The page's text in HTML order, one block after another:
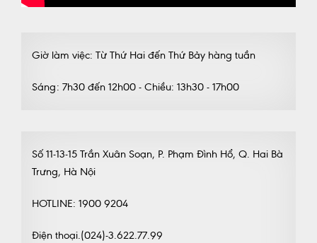
Giờ làm việc: Từ Thứ Hai đến Thứ Bảy hàng tuần
Sáng: 7h30 đến 12h00 - Chiều: 13h30 - 17h00
Số 11-13-15 Trần Xuân Soạn, P. Phạm Đình Hổ, Q. Hai Bà
Trưng, Hà Nội
HOTLINE: 1900 9204
Điện thoại.(024)-3.622.77.99